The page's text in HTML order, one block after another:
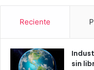
Reciente
sin